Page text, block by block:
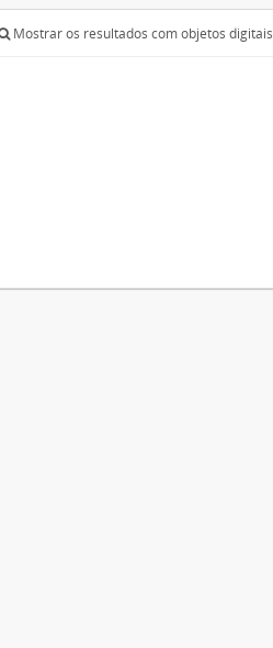
Mostrar os resultados com objetos digitais